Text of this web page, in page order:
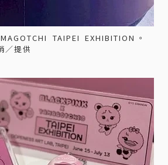
TAIPEI EXHIBITION。
／提供